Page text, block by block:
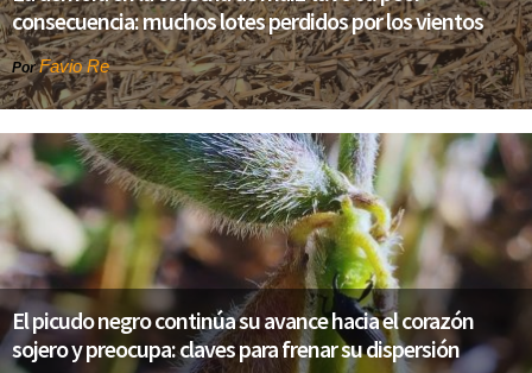
consecuencia: muchos lotes perdidos por los vientos
PorFavio Re
El picudo negro continúa su avance hacia el corazón
sojero y preocupa: claves para frenar su dispersión